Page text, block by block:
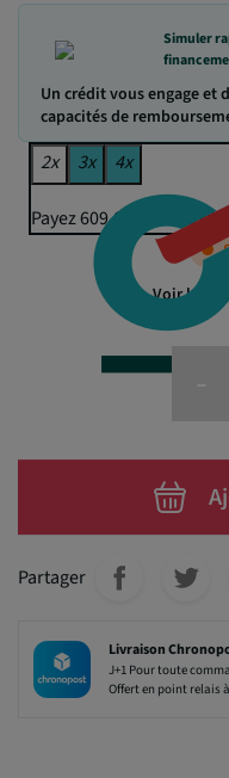
Simuler
Un crédit vous engage et
capacités de
2x 3x 4x
Payez 609,81 € puis
Voir la
Partager
Livraison
J+1 Pour toute
Offert en point relais